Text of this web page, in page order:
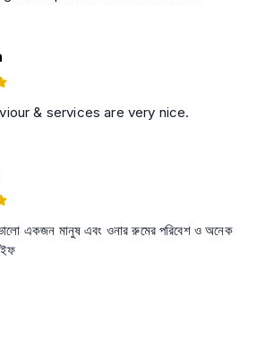
& services are very nice.
একজন মানুষ এবং ওনার রুমের পরিবেশ ও অনেক